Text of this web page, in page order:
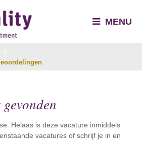
MENU
Helaas is deze vacature inmiddels
vacatures of schrijf je in en